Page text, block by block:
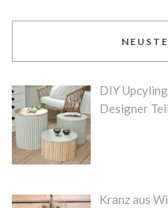
DIY
Designer
Kranz aus